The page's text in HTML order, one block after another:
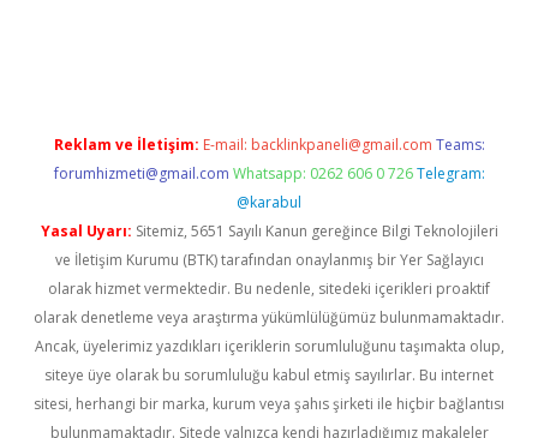
Reklam ve İletişim: E-mail: backlinkpaneli@gmail.com Teams:
forumhizmeti@gmail.com Whatsapp: 0262 606 0 726 Telegram:
@karabul
Yasal Uyarı: Sitemiz, 5651 Sayılı Kanun gereğince Bilgi Teknolojileri
ve İletişim Kurumu (BTK) tarafından onaylanmış bir Yer Sağlayıcı
olarak hizmet vermektedir. Bu nedenle, sitedeki içerikleri proaktif
olarak denetleme veya araştırma yükümlülüğümüz bulunmamaktadır.
Ancak, üyelerimiz yazdıkları içeriklerin sorumluluğunu taşımakta olup,
siteye üye olarak bu sorumluluğu kabul etmiş sayılırlar. Bu internet
sitesi, herhangi bir marka, kurum veya şahıs şirketi ile hiçbir bağlantısı
bulunmamaktadır. Sitede yalnızca kendi hazırladığımız makaleler